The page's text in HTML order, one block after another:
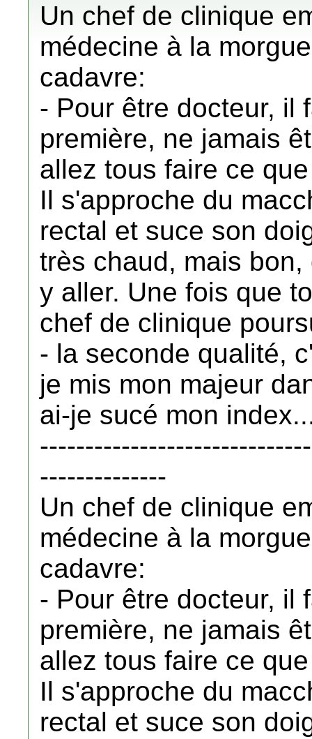
Un chef de clinique
médecine à la
cadavre:
- Pour être docteur, il
première, ne jamais
allez tous faire ce
Il s'approche du
rectal et suce son
très chaud, mais
y aller. Une fois que
chef de clinique
- la seconde qualité,
je mis mon majeur
ai-je sucé mon
--------------
Un chef de clinique
médecine à la
cadavre:
- Pour être docteur, il
première, ne jamais
allez tous faire ce
Il s'approche du
rectal et suce son